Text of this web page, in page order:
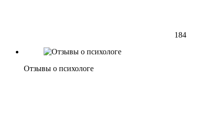
184
Отзывы о психологе